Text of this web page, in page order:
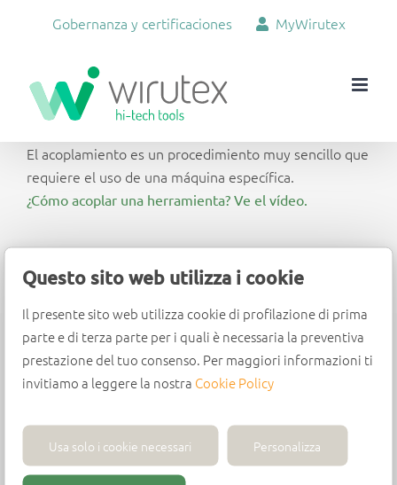
Questo sito web utilizza i cookie
Il presente sito web utilizza cookie di profilazione di prima
parte e di terza parte per i quali è necessaria la preventiva
prestazione del tuo consenso. Per maggiori informazioni ti
invitiamo a leggere la nostra Cookie Policy
Usa solo i cookie necessari Personalizza
Gobernanza y certificaciones MyWirutex
El acoplamiento es un procedimiento muy sencillo que
requiere el uso de una máquina específica.
¿Cómo acoplar una herramienta? Ve el vídeo.
Wirutex S.r.l.
Via Mario Ricci, 28 - 61122 Pesaro (PU) - Italia -
P.iva 01271430413 - contact@wirutex.com